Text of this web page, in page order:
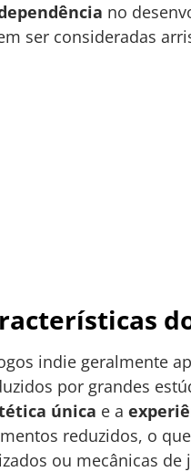
no
ser consideradas
indie geralmente
por grandes
única e a
reduzidos, o
ou mecânicas de